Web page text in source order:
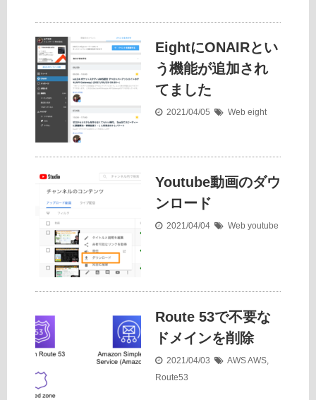
EightにONAIRとい
う機能が追加され
てました
2021/04/05 Web eight
Youtube動画のダウ
ンロード
2021/04/04 Web youtube
Route 53で不要な
ドメインを削除
2021/04/03 AWSAWS,
Route53